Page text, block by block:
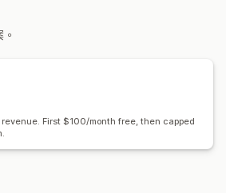
revenue. First $100/month free, then capped